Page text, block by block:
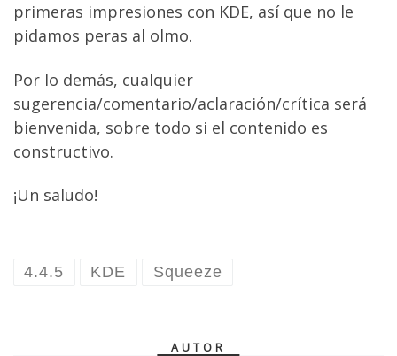
primeras impresiones con KDE, así que no le
pidamos peras al olmo.
Por lo demás, cualquier
sugerencia/comentario/aclaración/crítica será
bienvenida, sobre todo si el contenido es
constructivo.
¡Un saludo!
4.4.5 KDE Squeeze
AUTOR